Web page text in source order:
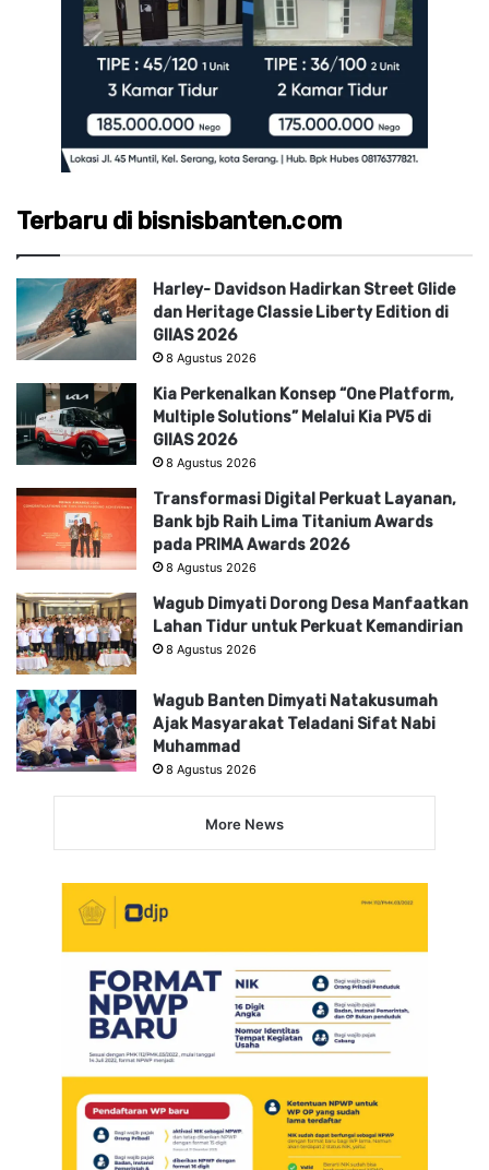
Terbaru di bisnisbanten.com
Harley- Davidson Hadirkan Street Glide
dan Heritage Classie Liberty Edition di
GIIAS 2026
8 Agustus 2026
Kia Perkenalkan Konsep “One Platform,
Multiple Solutions” Melalui Kia PV5 di
GIIAS 2026
8 Agustus 2026
Transformasi Digital Perkuat Layanan,
Bank bjb Raih Lima Titanium Awards
pada PRIMA Awards 2026
8 Agustus 2026
Wagub Dimyati Dorong Desa Manfaatkan
Lahan Tidur untuk Perkuat Kemandirian
8 Agustus 2026
Wagub Banten Dimyati Natakusumah
Ajak Masyarakat Teladani Sifat Nabi
Muhammad
8 Agustus 2026
More News